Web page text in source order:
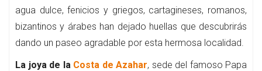
agua dulce, fenicios y griegos, cartagineses, romanos,
bizantinos y árabes han dejado huellas que descubrirás
dando un paseo agradable por esta hermosa localidad.
La joya de la Costa de Azahar, sede del famoso Papa